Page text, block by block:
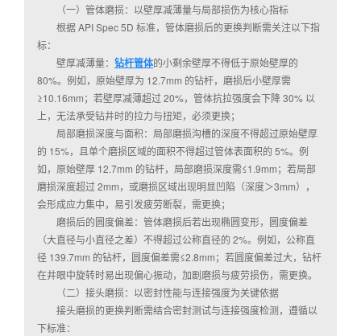
（一）管体磨损：以壁厚减薄量与局部损伤为核心指标
根据 API Spec 5D 标准，管体磨损后的更换判断需关注以下指
标：
壁厚减薄量： 钻杆管体的小剩余壁厚不得低于原始壁厚的
80%。例如，原始壁厚为 12.7mm 的钻杆，磨损后小壁厚需
≥10.16mm；若壁厚减薄超过 20%，管体抗拉强度会下降 30% 以
上，无法承受钻井时的拉力与扭矩，必须更换；
局部磨损深度与面积：局部磨损沟槽的深度不得超过原始壁厚
的 15%，且单个磨损区域的面积不得超过管体表面积的 5%。例
如，原始壁厚 12.7mm 的钻杆，局部磨损深度需≤1.9mm；若局部
磨损深度超过 2mm，或磨损区域出现明显凹陷（深度＞3mm），
会形成应力集中，易引发疲劳断裂，需更换；
磨损后的圆度偏差：管体磨损后若出现椭圆变形，圆度偏差
（大直径与小直径之差）不得超过公称直径的 2%。例如，公称直
径 139.7mm 的钻杆，圆度偏差需≤2.8mm；若圆度偏差过大，钻杆
在井眼中旋转时易出现偏心振动，加剧磨损与疲劳损伤，需更换。
（二）接头磨损：以密封性能与连接强度为关键依据
接头磨损的更换判断需结合密封测试与连接强度检测，遵循以
下标准：